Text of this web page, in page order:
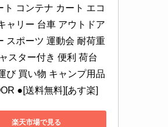
ト コンテナ カート エコ
ャリー 台車 アウトドア
スポーツ 運動会 耐荷重
スター付き 便利 荷台
び 買い物 キャンプ用品
●[送料無料][あす楽]
楽天市場で見る